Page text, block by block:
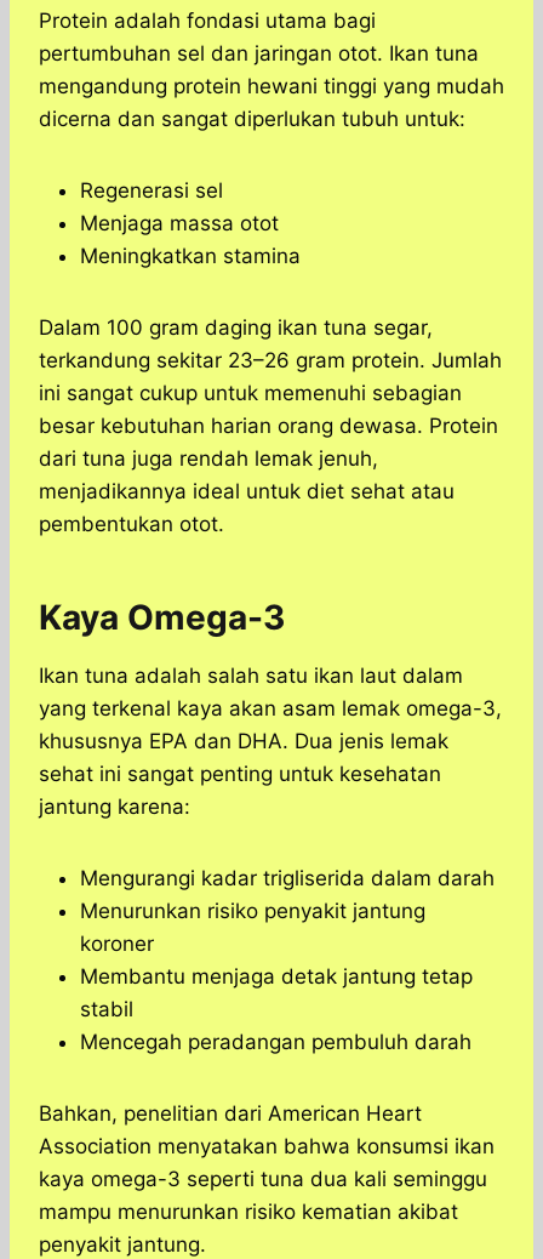
Protein adalah fondasi utama bagi
pertumbuhan sel dan jaringan otot. Ikan tuna
mengandung protein hewani tinggi yang mudah
dicerna dan sangat diperlukan tubuh untuk:
Regenerasi sel
Menjaga massa otot
Meningkatkan stamina
Dalam 100 gram daging ikan tuna segar,
terkandung sekitar 23–26 gram protein. Jumlah
ini sangat cukup untuk memenuhi sebagian
besar kebutuhan harian orang dewasa. Protein
dari tuna juga rendah lemak jenuh,
menjadikannya ideal untuk diet sehat atau
pembentukan otot.
Kaya Omega-3
Ikan tuna adalah salah satu ikan laut dalam
yang terkenal kaya akan asam lemak omega-3,
khususnya EPA dan DHA. Dua jenis lemak
sehat ini sangat penting untuk kesehatan
jantung karena:
Mengurangi kadar trigliserida dalam darah
Menurunkan risiko penyakit jantung
koroner
Membantu menjaga detak jantung tetap
stabil
Mencegah peradangan pembuluh darah
Bahkan, penelitian dari American Heart
Association menyatakan bahwa konsumsi ikan
kaya omega-3 seperti tuna dua kali seminggu
mampu menurunkan risiko kematian akibat
penyakit jantung.